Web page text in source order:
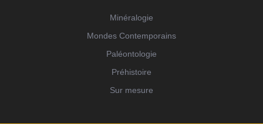
Minéralogie
Mondes Contemporains
Paléontologie
Préhistoire
Sur mesure